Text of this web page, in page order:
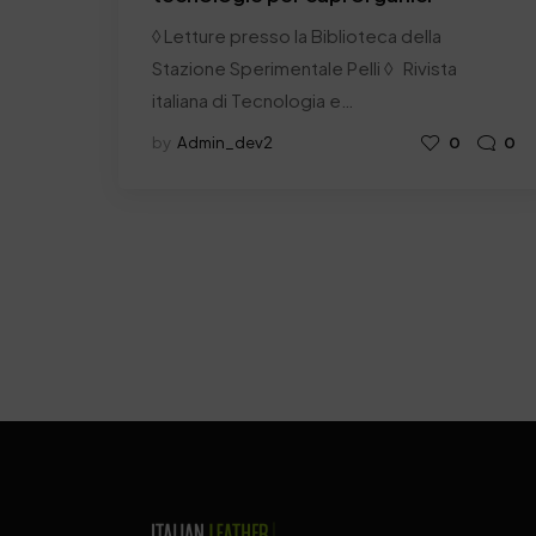
◊ Letture presso la Biblioteca della
Stazione Sperimentale Pelli ◊ Rivista
italiana di Tecnologia e…
by Admin_dev2 0 0